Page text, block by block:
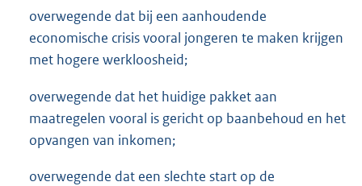
overwegende dat bij een aanhoudende
economische crisis vooral jongeren te maken krijgen
met hogere werkloosheid;
overwegende dat het huidige pakket aan
maatregelen vooral is gericht op baanbehoud en het
opvangen van inkomen;
overwegende dat een slechte start op de